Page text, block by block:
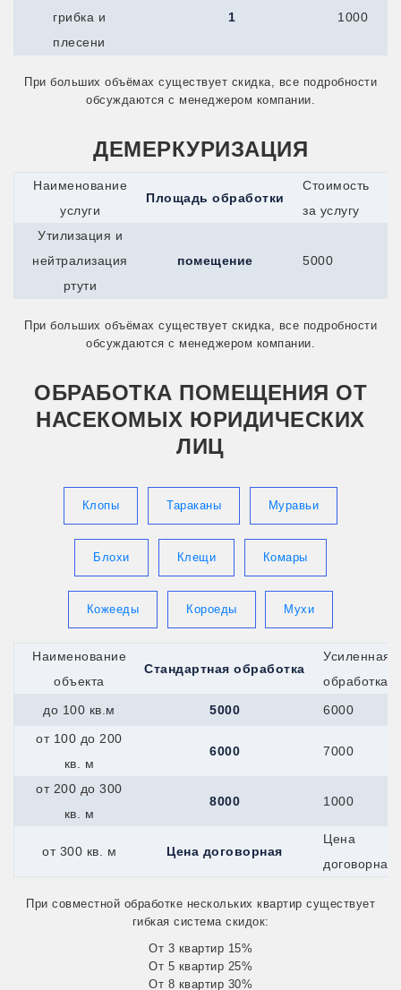
Ржев
Серпухов
Сим
Старая Купавна
Сыктывкар
Тихвин
Торопец
Тосно
Балей
Абакан
Артём
Балашов
Арсеньев
Балтийск
Верея
Белоусово
Белореченск
Братск
Гай
Гусев
Гагарин
Всеволожск
Вятские-Поляны
Георгиевск
Гурьевск
Елец
Дрезна
Горняк
Канск
Железноводск
Каспийск
Катайск
Касли
Кушва
Кызыл
грибка и
плесени
1 1000
При больших объёмах существует скидка, все подробности
обсуждаются с менеджером компании.
ДЕМЕРКУРИЗАЦИЯ
Наименование
услуги
Площадь обработки
Стоимость
за услугу
Утилизация и
нейтрализация
ртути
помещение 5000
При больших объёмах существует скидка, все подробности
обсуждаются с менеджером компании.
ОБРАБОТКА ПОМЕЩЕНИЯ ОТ
НАСЕКОМЫХ ЮРИДИЧЕСКИХ
ЛИЦ
Клопы Тараканы Муравьи
Блохи Клещи Комары
Кожееды Короеды Мухи
Наименование
объекта
Стандартная обработка
Усиленная
обработка
до 100 кв.м
5000
6000
от 100 до 200
кв. м
6000 7000
от 200 до 300
кв. м
8000 1000
от 300 кв. м Цена договорная
Цена
договорная
При совместной обработке нескольких квартир существует
гибкая система скидок:
От 3 квартир 15%
От 5 квартир 25%
От 8 квартир 30%